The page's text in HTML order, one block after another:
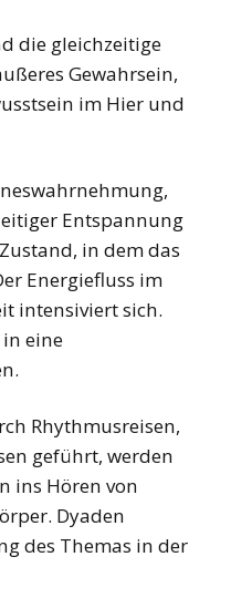
die gleichzeitige
Gewahrsein,
im Hier und
Entspannung
in dem das
Energiefluss im
intensiviert sich.
in eine
Rhythmusreisen,
geführt, werden
ins Hören von
Dyaden
des Themas in der